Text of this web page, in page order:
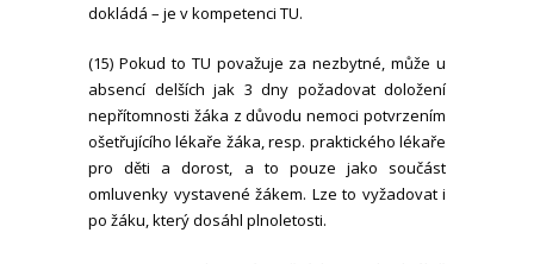
dokládá – je v kompetenci TU.
(15) Pokud to TU považuje za nezbytné, může u
absencí delších jak 3 dny požadovat doložení
nepřítomnosti žáka z důvodu nemoci potvrzením
ošetřujícího lékaře žáka, resp. praktického lékaře
pro děti a dorost, a to pouze jako součást
omluvenky vystavené žákem. Lze to vyžadovat i
po žáku, který dosáhl plnoletosti.